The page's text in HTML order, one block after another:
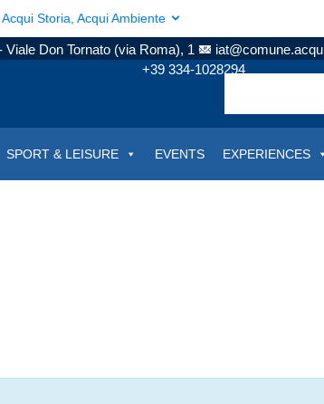
Storia, Acqui Ambiente
Don Tornato (via Roma), 1
+39 334-1028294
SPORT & LEISURE EVENTS EXPERIENCES